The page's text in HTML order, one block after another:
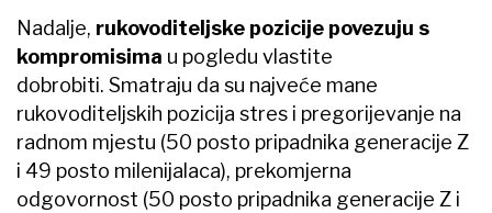
Nadalje, rukovoditeljske pozicije povezuju s
kompromisima u pogledu vlastite
dobrobiti. Smatraju da su najveće mane
rukovoditeljskih pozicija stres i pregorijevanje na
radnom mjestu (50 posto pripadnika generacije Z
i 49 posto milenijalaca), prekomjerna
odgovornost (50 posto pripadnika generacije Z i